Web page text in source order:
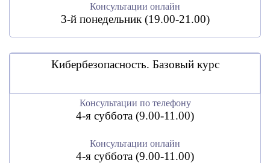
Консультации онлайн
3-й понедельник (19.00-21.00)
Кибербезопасность. Базовый курс
Консультации по телефону
4-я суббота (9.00-11.00)
Консультации онлайн
4-я суббота (9.00-11.00)